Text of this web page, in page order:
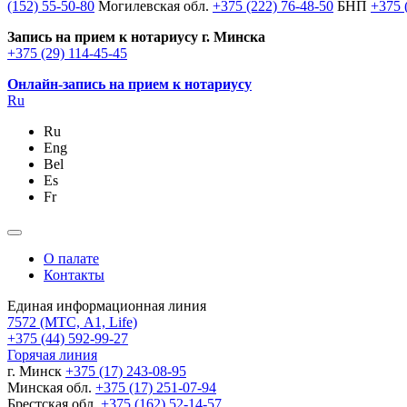
(152) 55-50-80 Могилевская обл. +375 (222) 76-48-50 БНП +375
Запись на прием к нотариусу г. Минска
+375 (29) 114-45-45
Онлайн-запись на прием к нотариусу
Ru
Ru
Eng
Bel
Es
Fr
О палате
Контакты
Единая информационная линия
7572 (МТС, A1, Life)
+375 (44) 592-99-27
Горячая линия
г. Минск +375 (17) 243-08-95
Минская обл. +375 (17) 251-07-94
Брестская обл. +375 (162) 52-14-57